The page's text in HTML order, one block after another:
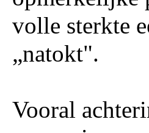
volle sterkte
„natokt".
Vooral